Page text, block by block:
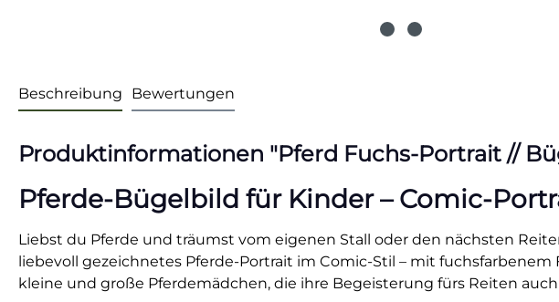
Beschreibung Bewertungen
Produktinformationen "Pferd Fuchs-Portrait //
Pferde-Bügelbild für Kinder – Comic-
Liebst du Pferde und träumst vom eigenen Stall oder den nächsten
liebevoll gezeichnetes Pferde-Portrait im Comic-Stil – mit
kleine und große Pferdemädchen, die ihre Begeisterung fürs Reiten